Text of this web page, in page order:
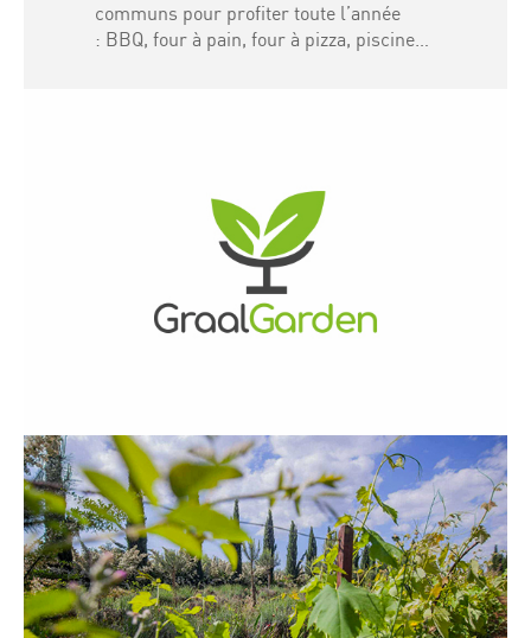
communs pour profiter toute l’année
: BBQ, four à pain, four à pizza, piscine…